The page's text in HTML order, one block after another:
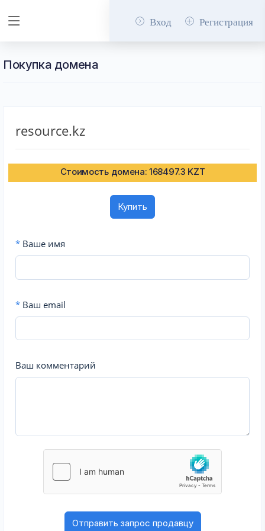
Вход Регистрация
Покупка домена
resource.kz
Стоимость домена: 168497.3 KZT
Купить
* Ваше имя
* Ваш email
Ваш комментарий